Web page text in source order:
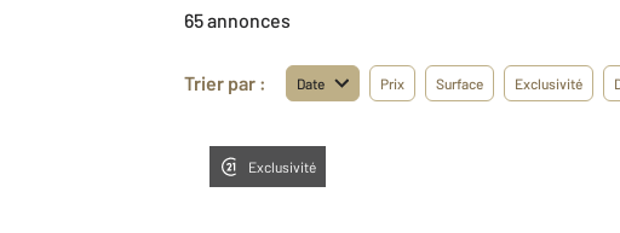
65 annonces
Trier par : Date Prix Surface Exclusivité
Exclusivité